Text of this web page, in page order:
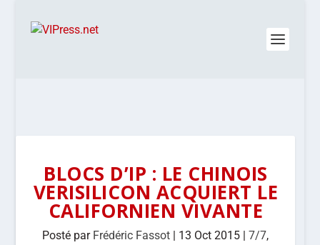
BLOCS D’IP : LE CHINOIS
VERISILICON ACQUIERT LE
CALIFORNIEN VIVANTE
Posté par Frédéric Fassot | 13 Oct 2015 |7/7,